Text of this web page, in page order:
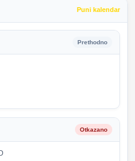
Puni kalendar
Prethodno
Otkazano